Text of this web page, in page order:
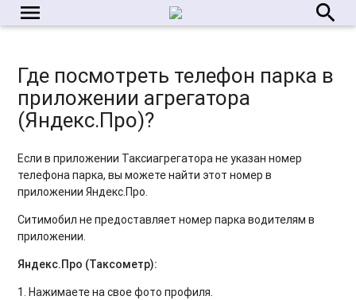
menu search
Где посмотреть телефон парка в
приложении агрегатора
(Яндекс.Про)?
Если в приложении Таксиагрегатора не указан номер
телефона парка, вы можете найти этот номер в
приложении Яндекс.Про.
Ситимобил не предоставляет номер парка водителям в
приложении.
Яндекс.Про (Таксометр):
1. Нажимаете на свое фото профиля.